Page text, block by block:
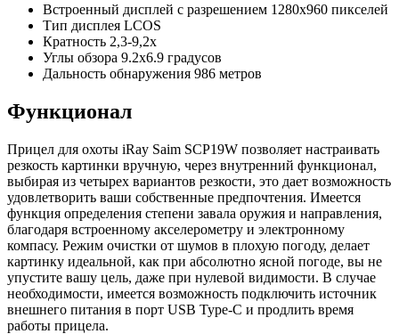
Встроенный дисплей с разрешением 1280х960 пикселей
Тип дисплея LCOS
Кратность 2,3-9,2х
Углы обзора 9.2х6.9 градусов
Дальность обнаружения 986 метров
Функционал
Прицел для охоты iRay Saim SCP19W позволяет настраивать
резкость картинки вручную, через внутренний функционал,
выбирая из четырех вариантов резкости, это дает возможность
удовлетворить ваши собственные предпочтения. Имеется
функция определения степени завала оружия и направления,
благодаря встроенному акселерометру и электронному
компасу. Режим очистки от шумов в плохую погоду, делает
картинку идеальной, как при абсолютно ясной погоде, вы не
упустите вашу цель, даже при нулевой видимости. В случае
необходимости, имеется возможность подключить источник
внешнего питания в порт USB Type-C и продлить время
работы прицела.